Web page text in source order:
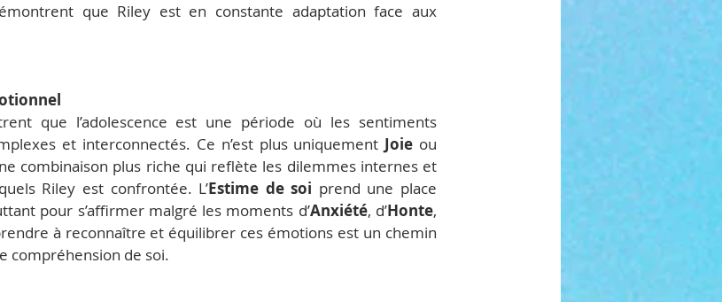
que Riley est en constante adaptation face aux
que l’adolescence est une période où les sentiments
et interconnectés. Ce n’est plus uniquement Joie
combinaison plus riche qui reflète les dilemmes internes et
Riley est confrontée. L’Estime de soi prend une place
pour s’affirmer malgré les moments d’Anxiété, d’Honte,
à reconnaître et équilibrer ces émotions est un chemin
compréhension de soi.